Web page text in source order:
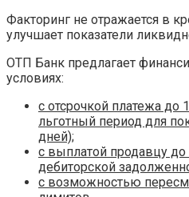
Факторинг не отражается в
улучшает показатели
ОТП Банк предлагает
условиях:
с отсрочкой платежа до
льготный период для
дней);
с выплатой продавцу
дебиторской
с возможностью